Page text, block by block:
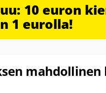
10 euron
1 eurolla!
mahdollinen